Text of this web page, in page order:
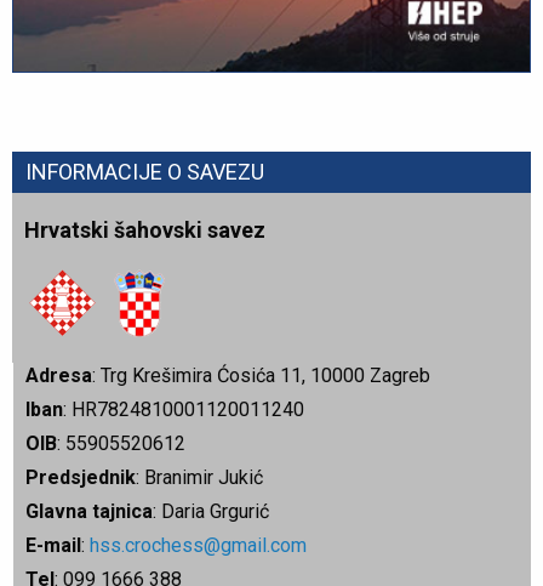
INFORMACIJE O SAVEZU
Hrvatski šahovski savez
Adresa: Trg Krešimira Ćosića 11, 10000 Zagreb
Iban: HR7824810001120011240
OIB: 55905520612
Predsjednik: Branimir Jukić
Glavna tajnica: Daria Grgurić
E-mail: hss.crochess@gmail.com
Tel: 099 1666 388